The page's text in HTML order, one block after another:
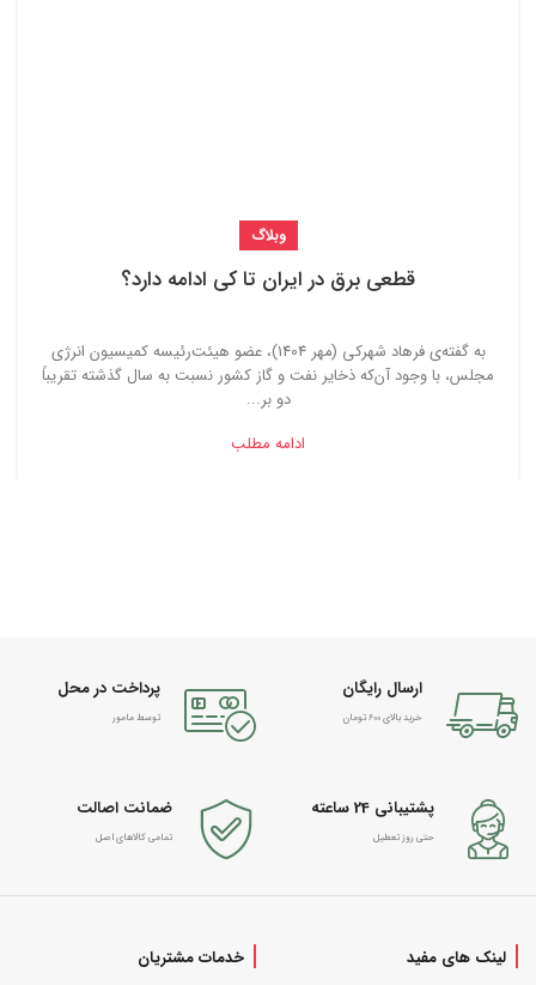
وبلاگ
قطعی برق در ایران تا کی ادامه دارد؟
به گفته‌ی فرهاد شهرکی (مهر 1404)، عضو هیئت‌رئیسه کمیسیون انرژی
مجلس، با وجود آن‌که ذخایر نفت و گاز کشور نسبت به سال گذشته تقریباً
دو بر...
ادامه مطلب
ارسال رایگان
خرید بالای 600 تومان
پرداخت در محل
توسط مامور
پشتیبانی 24 ساعته
حتی روز تعطیل
ضمانت اصالت
تمامی کالاهای اصل
لینک های مفید
خدمات مشتریان